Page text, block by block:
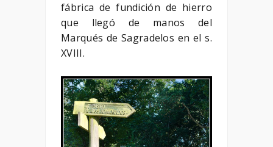
fábrica de fundición de hierro
que llegó de manos del
Marqués de Sagradelos en el s.
XVIII.